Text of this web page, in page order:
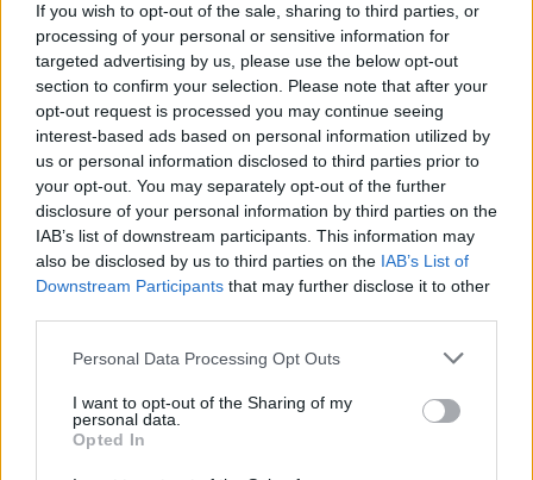
If you wish to opt-out of the sale, sharing to third parties, or
processing of your personal or sensitive information for
targeted advertising by us, please use the below opt-out
section to confirm your selection. Please note that after your
opt-out request is processed you may continue seeing
interest-based ads based on personal information utilized by
us or personal information disclosed to third parties prior to
your opt-out. You may separately opt-out of the further
disclosure of your personal information by third parties on the
IAB’s list of downstream participants. This information may
also be disclosed by us to third parties on the IAB’s List of
Downstream Participants that may further disclose it to other
Personal Data Processing Opt Outs
I want to opt-out of the Sharing of my
personal data.
Opted In
Forța Dreptei (L. Orban)
PNȚMM
REPER
SENS
SOS (Șoșoacă)
POT (Gavrilă)
PACE (Peia)
Acțiunea Conservatoare (Târziu)
PNȚCD (Pavelescu)
PNCR (Terheș)
Partidul Patrioților (Surugiu)